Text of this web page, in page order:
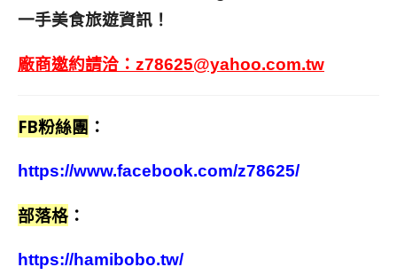
一手美食旅遊資訊！
廠商邀約請洽： z78625@yahoo.com.tw
FB粉絲團 ：
https://www.facebook.com/z78625/
部落格 ：
https://hamibobo.tw/